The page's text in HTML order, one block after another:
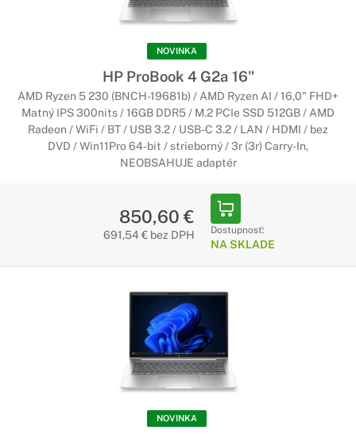
Vám vydržia aj počas dlhej cesty bez nutnosti nabíjania.
Konvertibilné notebooky HP ProBook
Pracujte tak, ako práve potrebujete
Notebooky ProBook s displejom otočným o 360° vám dobre
poslúžia najmä pri práci s dotykovým displejom. Či už
potrebujete kresliť ako na tablete alebo pracovať na
notebooku v skupine, konvertibilný notebook je to správne
Notebooky HP ProBook s numerickou
klávesnicou
Efektívna práca s číslami
Ak Vaša pracovná náplň zahŕňa prácu s číslami, určite
oceníte ProBook s numerickou klávesnicou. Preto sú tieto
notebooky vhodné najmä pre účtovníkov, finančných
poradcov alebo bankárov.
Dotykové notebooky HP ProBook
Ešte pohodlnejšie ovládanie
NOVINKA
HP ProBook 4 G2a 16"
AMD Ryzen 5 230 (BNCH-19681b) / AMD Ryzen AI / 16,0" FHD+
Matný IPS 300nits / 16GB DDR5 / M.2 PCIe SSD 512GB / AMD
Radeon / WiFi / BT / USB 3.2 / USB-C 3.2 / LAN / HDMI / bez
DVD / Win11Pro 64-bit / strieborný / 3r (3r) Carry-In,
NEOBSAHUJE adaptér
850,60 €
691,54 € bez DPH Dostupnosť:
NA SKLADE
NOVINKA